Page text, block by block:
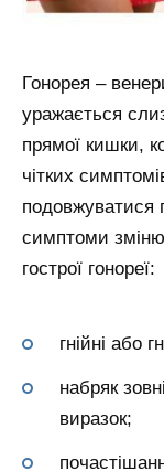
Гонорея –
уражається
прямої кишки,
чітких
подовжуватися
симптоми
гострої гонореї:
гнійні або
набряк
виразок;